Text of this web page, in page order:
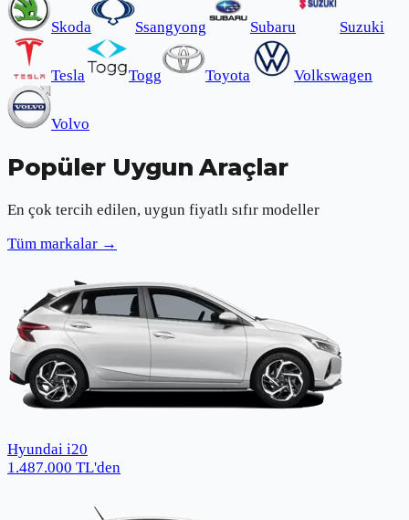
Skoda Ssangyong Subaru Suzuki
Tesla Togg Toyota Volkswagen
Volvo
Popüler Uygun Araçlar
En çok tercih edilen, uygun fiyatlı sıfır modeller
Tüm markalar →
Hyundai i20
1.487.000 TL'den